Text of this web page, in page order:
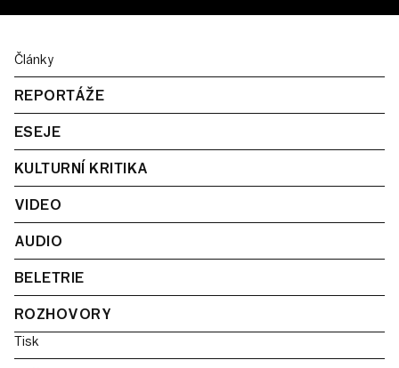
Články
REPORTÁŽE
ESEJE
KULTURNÍ KRITIKA
VIDEO
AUDIO
BELETRIE
ROZHOVORY
Tisk